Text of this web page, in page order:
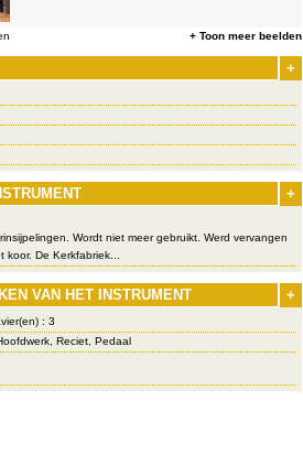
+ Toon meer beelden
+
+
Wordt niet meer gebruikt. Werd vervangen
De Kerkfabriek...
+
VAN HET INSTRUMENT
: 3
Reciet, Pedaal